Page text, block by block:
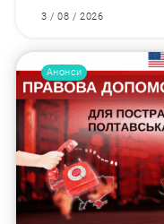
3 / 08 / 2026
Анонси